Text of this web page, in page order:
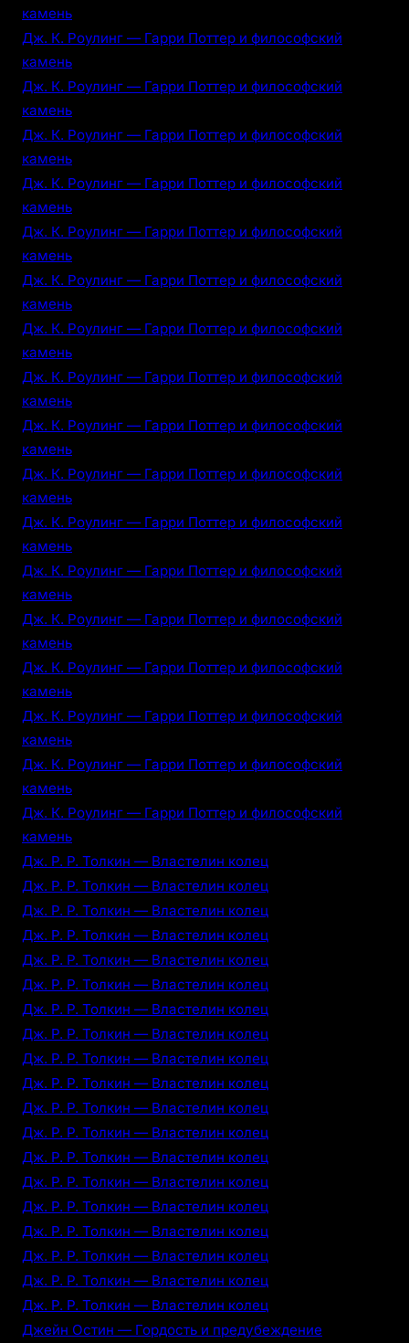
камень
Дж. К. Роулинг — Гарри Поттер и философский
камень
Дж. К. Роулинг — Гарри Поттер и философский
камень
Дж. К. Роулинг — Гарри Поттер и философский
камень
Дж. К. Роулинг — Гарри Поттер и философский
камень
Дж. К. Роулинг — Гарри Поттер и философский
камень
Дж. К. Роулинг — Гарри Поттер и философский
камень
Дж. К. Роулинг — Гарри Поттер и философский
камень
Дж. К. Роулинг — Гарри Поттер и философский
камень
Дж. К. Роулинг — Гарри Поттер и философский
камень
Дж. К. Роулинг — Гарри Поттер и философский
камень
Дж. К. Роулинг — Гарри Поттер и философский
камень
Дж. К. Роулинг — Гарри Поттер и философский
камень
Дж. К. Роулинг — Гарри Поттер и философский
камень
Дж. К. Роулинг — Гарри Поттер и философский
камень
Дж. К. Роулинг — Гарри Поттер и философский
камень
Дж. К. Роулинг — Гарри Поттер и философский
камень
Дж. К. Роулинг — Гарри Поттер и философский
камень
Дж. Р. Р. Толкин — Властелин колец
Дж. Р. Р. Толкин — Властелин колец
Дж. Р. Р. Толкин — Властелин колец
Дж. Р. Р. Толкин — Властелин колец
Дж. Р. Р. Толкин — Властелин колец
Дж. Р. Р. Толкин — Властелин колец
Дж. Р. Р. Толкин — Властелин колец
Дж. Р. Р. Толкин — Властелин колец
Дж. Р. Р. Толкин — Властелин колец
Дж. Р. Р. Толкин — Властелин колец
Дж. Р. Р. Толкин — Властелин колец
Дж. Р. Р. Толкин — Властелин колец
Дж. Р. Р. Толкин — Властелин колец
Дж. Р. Р. Толкин — Властелин колец
Дж. Р. Р. Толкин — Властелин колец
Дж. Р. Р. Толкин — Властелин колец
Дж. Р. Р. Толкин — Властелин колец
Дж. Р. Р. Толкин — Властелин колец
Дж. Р. Р. Толкин — Властелин колец
Джейн Остин — Гордость и предубеждение